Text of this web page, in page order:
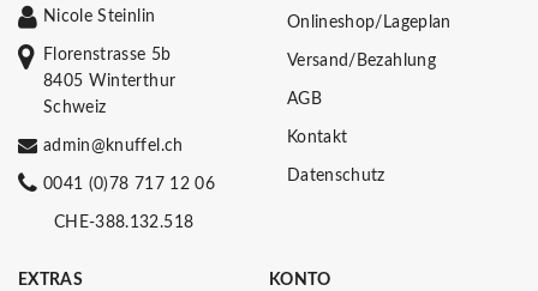
Nicole Steinlin
Florenstrasse 5b
8405 Winterthur
Schweiz
admin@knuffel.ch
0041 (0)78 717 12 06
CHE-388.132.518
Onlineshop/Lageplan
Versand/Bezahlung
AGB
Kontakt
Datenschutz
EXTRAS KONTO